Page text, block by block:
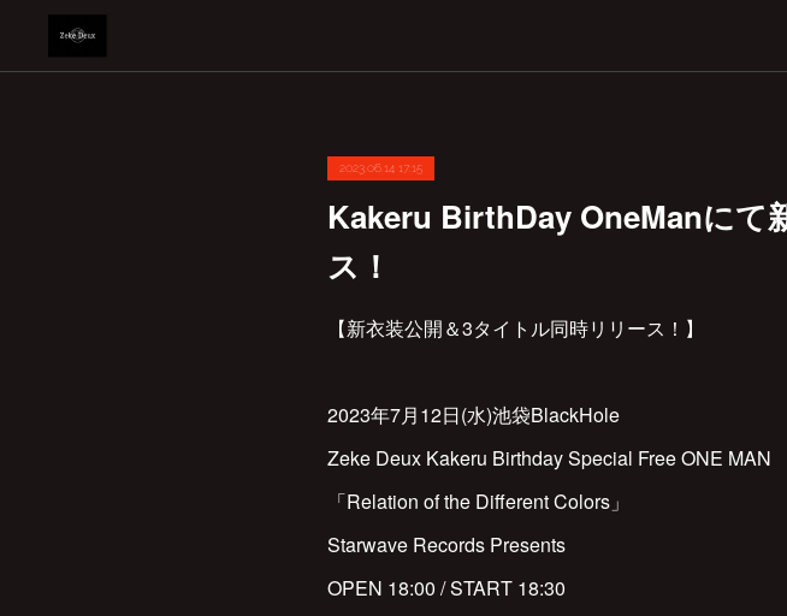
2023.06.14 17:15
Kakeru BirthDay OneManにて
ス！
【新衣装公開＆3タイトル同時リリース！】
2023年7月12日(水)池袋BlackHole
Zeke Deux Kakeru Birthday Special Free ONE MAN
「Relation of the Different Colors」
Starwave Records Presents
OPEN 18:00 / START 18:30